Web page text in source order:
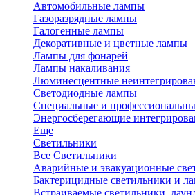
Автомобильные лампы
Газоразрядные лампы
Галогенные лампы
Декоративные и цветные лампы
Лампы для фонарей
Лампы накаливания
Люминесцентные
Светодиодные лампы
Специальные и
Энергосберегающие
Еще
Светильники
Все Светильники
Аварийные и эвакуационные
Бактерицидные светильники и
Встраиваемые светильники,